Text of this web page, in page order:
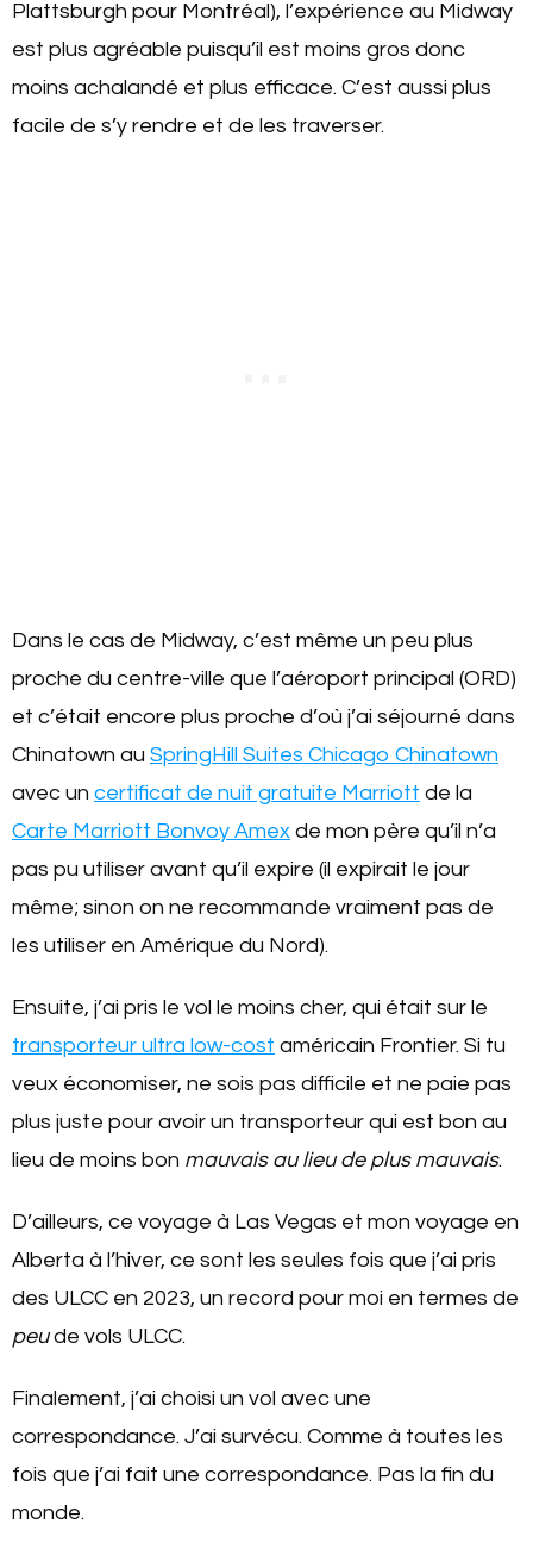
Plattsburgh pour Montréal), l’expérience au Midway
est plus agréable puisqu’il est moins gros donc
moins achalandé et plus efficace. C’est aussi plus
facile de s’y rendre et de les traverser.
Dans le cas de Midway, c’est même un peu plus
proche du centre-ville que l’aéroport principal (ORD)
et c’était encore plus proche d’où j’ai séjourné dans
Chinatown au SpringHill Suites Chicago Chinatown
avec un certificat de nuit gratuite Marriott de la
Carte Marriott Bonvoy Amex de mon père qu’il n’a
pas pu utiliser avant qu’il expire (il expirait le jour
même; sinon on ne recommande vraiment pas de
les utiliser en Amérique du Nord).
Ensuite, j’ai pris le vol le moins cher, qui était sur le
transporteur ultra low-cost américain Frontier. Si tu
veux économiser, ne sois pas difficile et ne paie pas
plus juste pour avoir un transporteur qui est bon au
lieu de moins bon mauvais au lieu de plus mauvais.
D’ailleurs, ce voyage à Las Vegas et mon voyage en
Alberta à l’hiver, ce sont les seules fois que j’ai pris
des ULCC en 2023, un record pour moi en termes de
peude vols ULCC.
Finalement, j’ai choisi un vol avec une
correspondance. J’ai survécu. Comme à toutes les
fois que j’ai fait une correspondance. Pas la fin du
monde.